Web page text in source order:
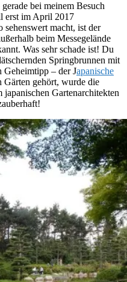
bei meinem Besuch
erst im April 2017
sehenswert macht, ist der
beim Messegelände
Was sehr schade ist! Du
Springbrunnen mit
Geheimtipp – der Japanische
Gärten gehört, wurde die
Gartenarchitekten